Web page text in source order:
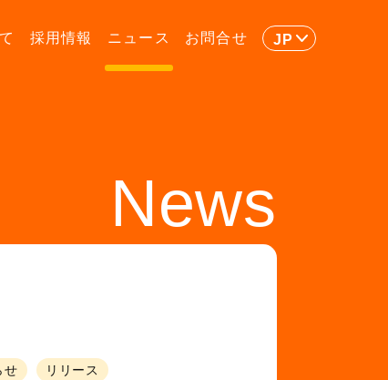
採用情報 ニュース お問合せ JP
News
せ リリース